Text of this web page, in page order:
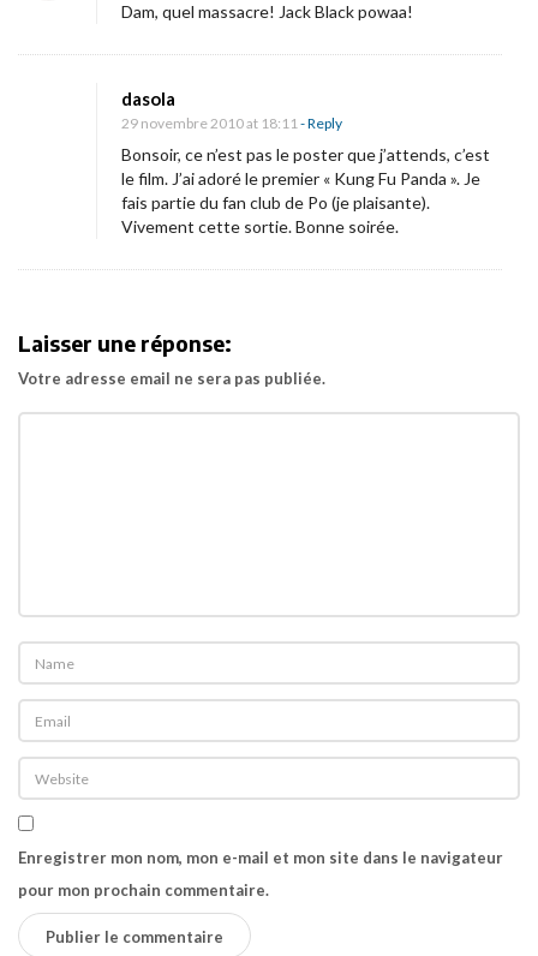
r
«
K
u
n
P
a
n
e
t
t
a
r
a
Dam, quel massacre! Jack Black powaa!
dasola
29 novembre 2010 at 18:11- Reply
Bonsoir, ce n’est pas le poster que j’attends, c’est
le film. J’ai adoré le premier « Kung Fu Panda ». Je
fais partie du fan club de Po (je plaisante).
Vivement cette sortie. Bonne soirée.
Laisser une réponse:
Votre adresse email ne sera pas publiée.
Enregistrer mon nom, mon e-mail et mon site dans le navigateur
pour mon prochain commentaire.